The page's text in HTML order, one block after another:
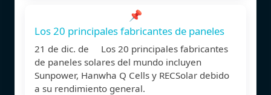
📌
Los 20 principales fabricantes de paneles
21 de dic. de Los 20 principales fabricantes
de paneles solares del mundo incluyen
Sunpower, Hanwha Q Cells y RECSolar debido
a su rendimiento general.